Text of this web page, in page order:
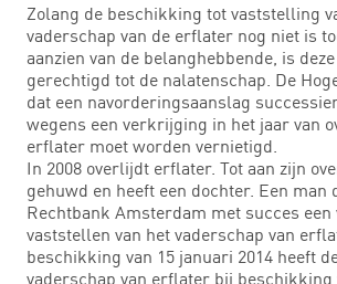
Zolang de beschikking tot vaststelling
vaderschap van de erflater nog niet is
aanzien van de belanghebbende, is
gerechtigd tot de nalatenschap. De
dat een navorderingsaanslag
wegens een verkrijging in het jaar van
erflater moet worden vernietigd.
In 2008 overlijdt erflater. Tot aan zijn
gehuwd en heeft een dochter. Een man
Rechtbank Amsterdam met succes een
vaststellen van het vaderschap van
beschikking van 15 januari 2014 heeft
vaderschap van erflater bij beschikking